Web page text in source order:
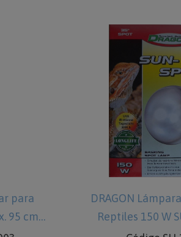
DRAGON Lámpara Spot para
Reptiles 150 W SUN-SPOT